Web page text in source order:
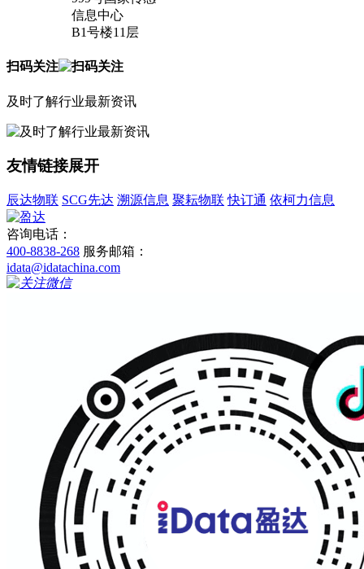
信息中心
B1号楼11层
扫码关注
及时了解行业最新资讯
友情链接展开
辰达物联 SCG先达 溯源信息 聚耘物联 快订通 依柯力信息
咨询电话：
400-8838-268 服务邮箱：
idata@idatachina.com